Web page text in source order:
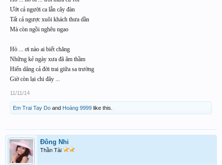
Ướt cả người ca lẫn cây đàn
Tất cả ngược xuôi khách thưa dần
Mà còn ngồi nghêu ngao
Hò ... ơi nào ai biết chăng
Những kẻ ngày xưa đã âm thầm
Hiến dâng cả đời trai giữa sa trường
Giờ còn lại chi đây ...
11/11/14
Em Trai Tay Do and Hoàng 9999 like this.
Đông Nhi
Thần Tài